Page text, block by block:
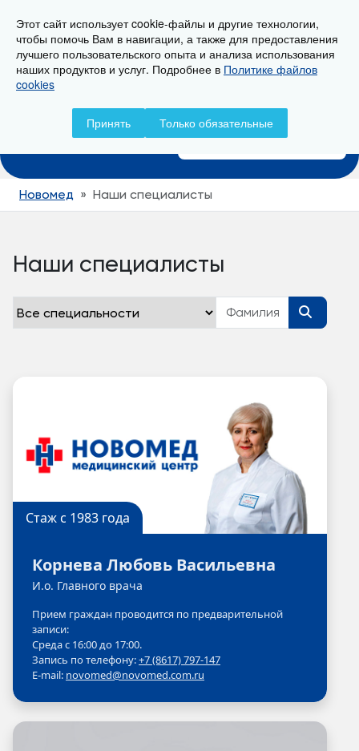
Этот сайт использует cookie-файлы и другие технологии,
чтобы помочь Вам в навигации, а также для предоставления
лучшего пользовательского опыта и анализа использования
наших продуктов и услуг. Подробнее в Политике файлов
cookies
Принять Только обязательные
г. Новороссийск, ул. Свердлова 36А
+7 (8617) 799-799
Новомед Наши специалисты
Наши специалисты
Стаж с 1983 года
Корнева Любовь Васильевна
И.о. Главного врача
Прием граждан проводится по предварительной
записи:
Среда с 16:00 до 17:00.
Запись по телефону:+7 (8617) 797-147
E-mail: novomed@novomed.com.ru